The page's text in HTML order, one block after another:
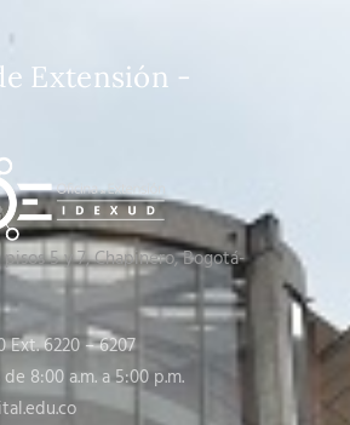
Extensión -
5 y 7, Chapinero, Bogotá-
Ext. 6220 – 6207
8:00 a.m. a 5:00 p.m.